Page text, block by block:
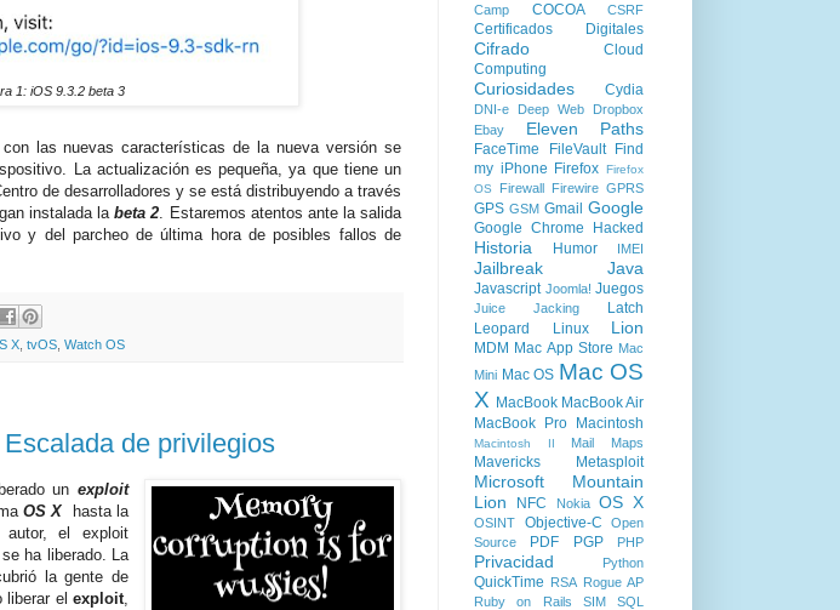
1: iOS 9.3.2 beta 3
con las nuevas características de la nueva versión se
La actualización es pequeña, ya que tiene un
de desarrolladores y se está distribuyendo a través
instalada labeta 2. Estaremos atentos ante la salida
y del parcheo de última hora de posibles fallos de
X, tvOS, Watch OS
de privilegios
un exploit
OS X hasta la
el exploit
ha liberado. La
la gente de
liberar el exploit,
Camp
COCOA CSRF
Certificados Digitales
Cifrado
Cloud
Computing
Curiosidades Cydia
DNI-e Deep Web
Dropbox
Ebay
Eleven Paths
FaceTime FileVault
Find
my iPhone Firefox Firefox
OS
Firewall Firewire GPRS
GPS GSM Gmail Google
Google Chrome Hacked
Historia Humor IMEI
Jailbreak Java
Javascript Joomla! Juegos
Juice Jacking
Latch
Leopard
Linux Lion
MDM Mac App Store Mac
Mini Mac OS Mac OS
X MacBook MacBook Air
MacBook Pro
Macintosh
Macintosh II Mail Maps
Mavericks Metasploit
Microsoft
Mountain
Lion
NFC Nokia OS X
OSINT Objective-C
Open
Source
PDF PGP PHP
Privacidad Python
QuickTime RSA Rogue AP
Ruby on Rails
SIM
SQL